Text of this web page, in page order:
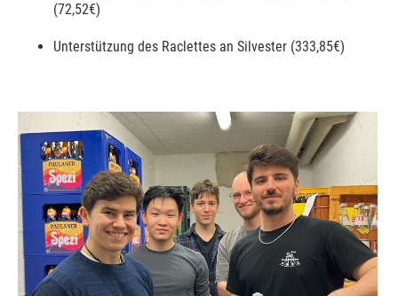
(72,52€)
Unterstützung des Raclettes an Silvester (333,85€)